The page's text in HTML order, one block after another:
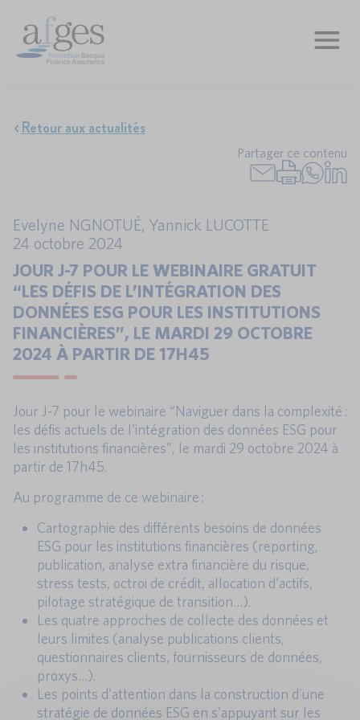
Retour aux actualités
Partager ce contenu
Evelyne NGNOTUÉ, Yannick LUCOTTE
24 octobre 2024
JOUR J-7 POUR LE WEBINAIRE GRATUIT
“LES DÉFIS DE L’INTÉGRATION DES
DONNÉES ESG POUR LES INSTITUTIONS
FINANCIÈRES”, LE MARDI 29 OCTOBRE
2024 À PARTIR DE 17H45
Jour J-7 pour le webinaire “Naviguer dans la complexité :
les défis actuels de l’intégration des données ESG pour
les institutions financières”, le mardi 29 octobre 2024 à
partir de 17h45.
Au programme de ce webinaire :
Cartographie des différents besoins de données
ESG pour les institutions financières (reporting,
publication, analyse extra financière du risque,
stress tests, octroi de crédit, allocation d’actifs,
pilotage stratégique de transition…).
Les quatre approches de collecte des données et
leurs limites (analyse publications clients,
questionnaires clients, fournisseurs de données,
proxys…).
Les points d’attention dans la construction d’une
stratégie de données ESG en s’appuyant sur les